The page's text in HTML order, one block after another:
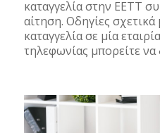
καταγγελία στην ΕΕΤΤ
αίτηση. Οδηγίες
καταγγελία σε μία
τηλεφωνίας μπορείτε να